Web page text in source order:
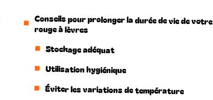
Conseils pour prolonger la durée de vie de votre
rouge à lèvres
Stockage adéquat
Utilisation hygiénique
Éviter les variations de température